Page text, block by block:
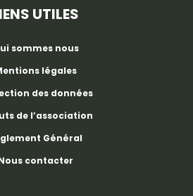
UTILES
sommes nous
légales
des données
de l’association
Général
contacter